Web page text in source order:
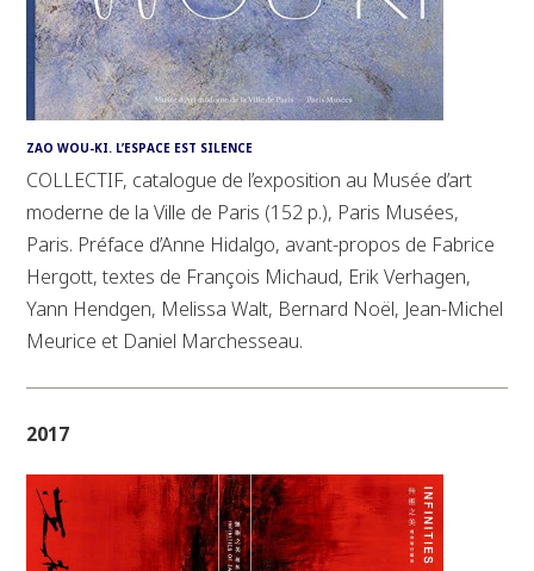
ZAO WOU-KI. L’ESPACE EST SILENCE
COLLECTIF, catalogue de l’exposition au Musée d’art
moderne de la Ville de Paris (152 p.), Paris Musées,
Paris. Préface d’Anne Hidalgo, avant-propos de Fabrice
Hergott, textes de François Michaud, Erik Verhagen,
Yann Hendgen, Melissa Walt, Bernard Noël, Jean-Michel
Meurice et Daniel Marchesseau.
2017